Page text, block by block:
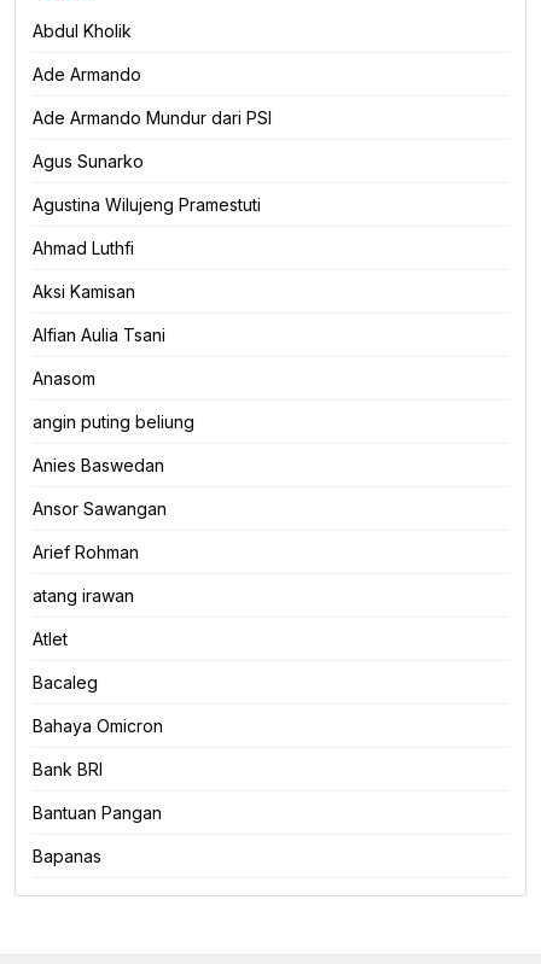
Abdul Kholik
Ade Armando
Ade Armando Mundur dari PSI
Agus Sunarko
Agustina Wilujeng Pramestuti
Ahmad Luthfi
Aksi Kamisan
Alfian Aulia Tsani
Anasom
angin puting beliung
Anies Baswedan
Ansor Sawangan
Arief Rohman
atang irawan
Atlet
Bacaleg
Bahaya Omicron
Bank BRI
Bantuan Pangan
Bapanas